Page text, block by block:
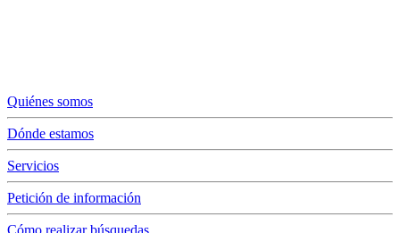
Quiénes somos
Dónde estamos
Servicios
Petición de información